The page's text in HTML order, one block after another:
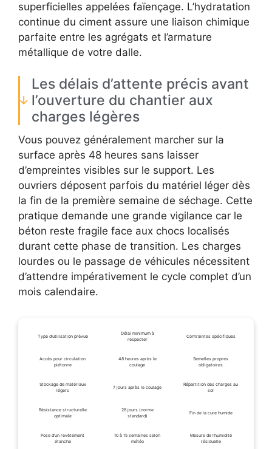
superficielles appelées faïençage. L’hydratation
continue du ciment assure une liaison chimique
parfaite entre les agrégats et l’armature
métallique de votre dalle.
Les délais d’attente précis avant
l’ouverture du chantier aux
charges légères
Vous pouvez généralement marcher sur la
surface après 48 heures sans laisser
d’empreintes visibles sur le support. Les
ouvriers déposent parfois du matériel léger dès
la fin de la première semaine de séchage. Cette
pratique demande une grande vigilance car le
béton reste fragile face aux chocs localisés
durant cette phase de transition. Les charges
lourdes ou le passage de véhicules nécessitent
d’attendre impérativement le cycle complet d’un
mois calendaire.
Type d’utilisation prévue
Délai minimum à
respecter
Contraintes spécifiques
Accès pour circulation
piétonne
48 heures après le
coulage
Semelles propres
obligatoires
Stockage de matériaux
légers
7 jours après le coulage
Répartition des charges au
sol
Résistance structurelle
optimale
28 jours (norme
standard)
Fin de la cure humide
Pose d’un revêtement
étanche
10 à 15 semaines selon
météo
Mesure de l’humidité
résiduelle